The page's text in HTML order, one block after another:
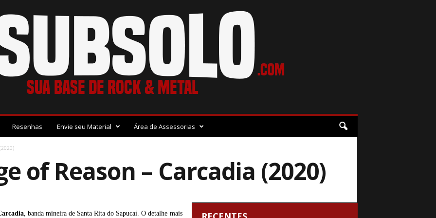
Resenhas Envie seu Material Área de Assessorias
of Reason – Carcadia (2020)
, banda mineira de Santa Rita do Sapucaí. O detalhe mais